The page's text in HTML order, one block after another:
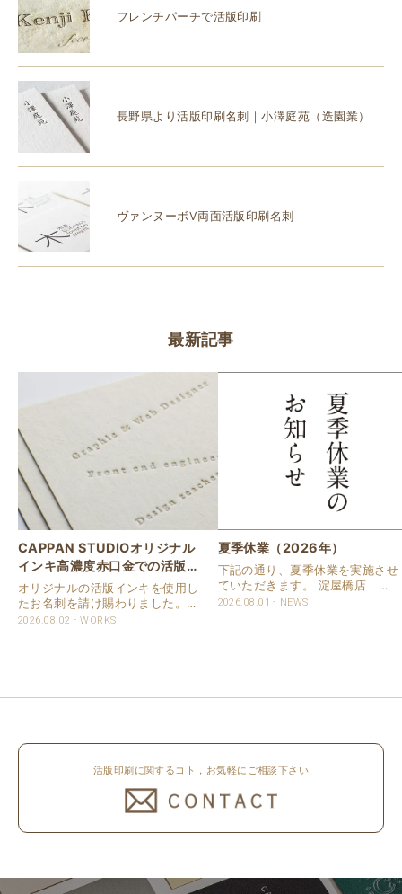
フレンチパーチで活版印刷
長野県より活版印刷名刺｜小澤庭苑（造園業）
ヴァンヌーボV両面活版印刷名刺
最新記事
CAPPAN STUDIOオリジナル
インキ高濃度赤口金での活版名
刺
オリジナルの活版インキを使用し
たお名刺を請け賜わりました。
用紙は新バフン紙Nのきぬを使用
2026.08.02 WORKS
夏季休業（2026年）
下記の通り、夏季休業を実施させ
ていただきます。 淀屋橋店 通
常営業いたします。 奈良店 8月
2026.08.01 NEWS
活版印刷に関するコト，お気軽にご相談下さい